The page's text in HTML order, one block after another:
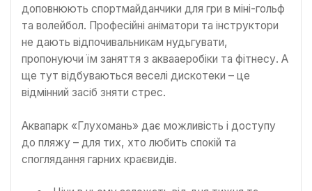
доповнюють спортмайданчики для гри в міні-гольф
та волейбол. Професійні аніматори та інструктори
не дають відпочивальникам нудьгувати,
пропонуючи їм заняття з аквааеробіки та фітнесу. А
ще тут відбуваються веселі дискотеки – це
відмінний засіб зняти стрес.
Аквапарк «Глухомань» дає можливість і доступу
до пляжу – для тих, хто любить спокій та
споглядання гарних краєвидів.